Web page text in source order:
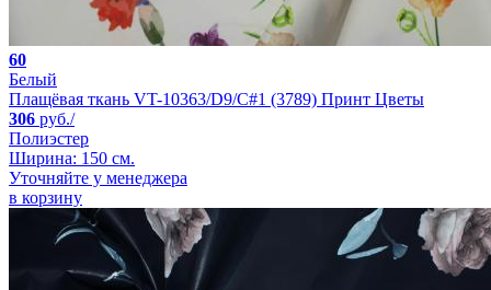
60
Белый
Плащёвая ткань VT-10363/D9/C#1 (3789) Принт Цветы
306 руб./
Полиэстер
Ширина: 150 см.
Уточняйте у менеджера
в корзину